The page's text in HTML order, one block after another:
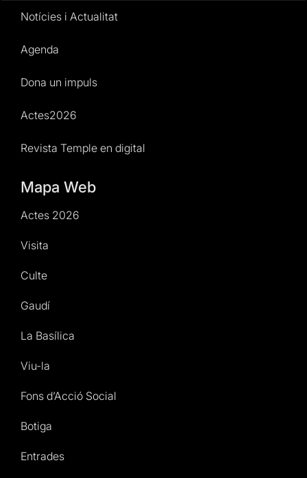
Notícies i Actualitat
Agenda
Dona un impuls
Actes2026
Revista Temple en digital
Mapa Web
Actes 2026
Visita
Culte
Gaudí
La Basílica
Viu-la
Fons d’Acció Social
Botiga
Entrades